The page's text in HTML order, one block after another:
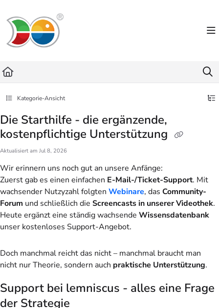
Fetch the complete documentation index at:
Use this file to discover all available pages before exploring further.
Kategorie-Ansicht
Die Starthilfe - die ergänzende,
kostenpflichtige Unterstützung
Aktualisiert am Jul 8, 2026
Wir erinnern uns noch gut an unsere Anfänge:
Zuerst gab es einen einfachen E-Mail-/Ticket-Support. Mit
wachsender Nutzyzahl folgten Webinare, das Community-
Forum und schließlich die Screencasts in unserer Videothek.
Heute ergänzt eine ständig wachsende Wissensdatenbank
unser kostenloses Support-Angebot.
Doch manchmal reicht das nicht – manchmal braucht man
nicht nur Theorie, sondern auch praktische Unterstützung.
Support bei lemniscus - alles eine Frage
der Strategie